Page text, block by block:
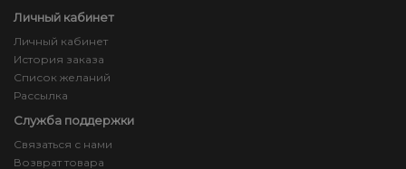
Личный кабинет
Личный кабинет
История заказа
Список желаний
Рассылка
Служба поддержки
Связаться с нами
Возврат товара